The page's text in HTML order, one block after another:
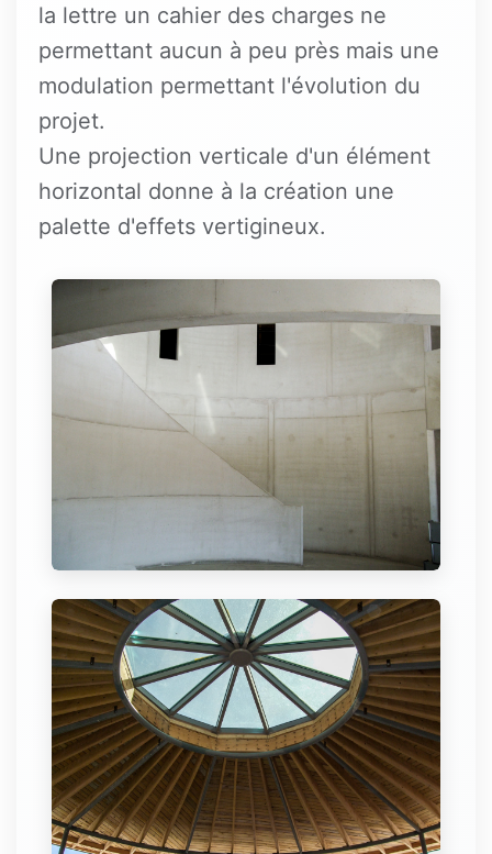
la lettre un cahier des charges ne
permettant aucun à peu près mais une
modulation permettant l'évolution du
projet.
Une projection verticale d'un élément
horizontal donne à la création une
palette d'effets vertigineux.